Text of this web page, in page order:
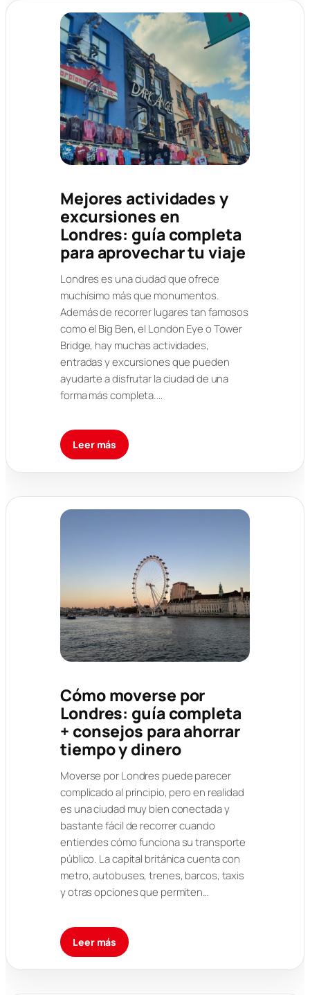
Mejores actividades y
excursiones en
Londres: guía completa
para aprovechar tu viaje
Londres es una ciudad que ofrece
muchísimo más que monumentos.
Además de recorrer lugares tan famosos
como el Big Ben, el London Eye o Tower
Bridge, hay muchas actividades,
entradas y excursiones que pueden
ayudarte a disfrutar la ciudad de una
forma más completa.…
Leer más
Cómo moverse por
Londres: guía completa
+ consejos para ahorrar
tiempo y dinero
Moverse por Londres puede parecer
complicado al principio, pero en realidad
es una ciudad muy bien conectada y
bastante fácil de recorrer cuando
entiendes cómo funciona su transporte
público. La capital británica cuenta con
metro, autobuses, trenes, barcos, taxis
y otras opciones que permiten…
Leer más